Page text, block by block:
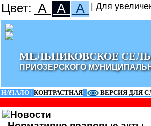
Цвет: A A A | Для
МЕЛЬНИКОВСКОЕ
ПРИОЗЕРСКОГО
НАЧАЛО | КОНТРАСТНАЯ |
ВЕРСИЯ ДЛЯ
Новости